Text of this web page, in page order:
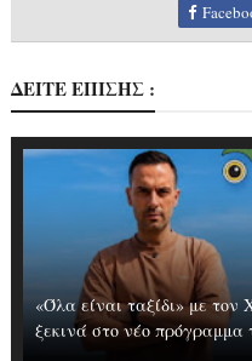
ΔΕΙΤΕ ΕΠΙΣΗΣ :
«Όλα είναι ταξίδι» με
ξεκινά στο νέο πρόγραμμα